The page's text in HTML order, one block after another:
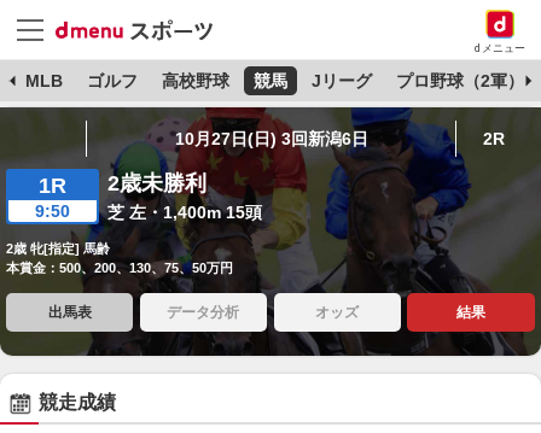
dメニュー
MLB ゴルフ 高校野球 競馬 Jリーグ プロ野球（2軍）
10月27日(日) 3回新潟6日 2R
1R
9:50
2歳未勝利
芝 左・1,400m 15頭
2歳 牝[指定] 馬齢
本賞金：500、200、130、75、50万円
出馬表 データ分析 オッズ 結果
競走成績